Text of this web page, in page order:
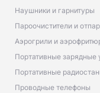
Наушники и гарнитуры
Пароочистители и
Аэрогрили и
Портативные зарядные
Портативные
Проводные телефоны